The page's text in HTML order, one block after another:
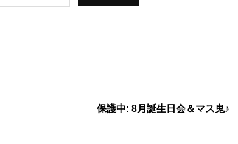
保護中: 8月誕生日会＆マス鬼♪